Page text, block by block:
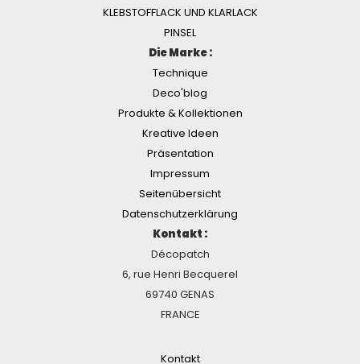
KLEBSTOFFLACK UND KLARLACK
PINSEL
Die Marke :
Technique
Deco'blog
Produkte & Kollektionen
Kreative Ideen
Präsentation
Impressum
Seitenübersicht
Datenschutzerklärung
Kontakt :
Décopatch
6, rue Henri Becquerel
69740 GENAS
FRANCE
Kontakt